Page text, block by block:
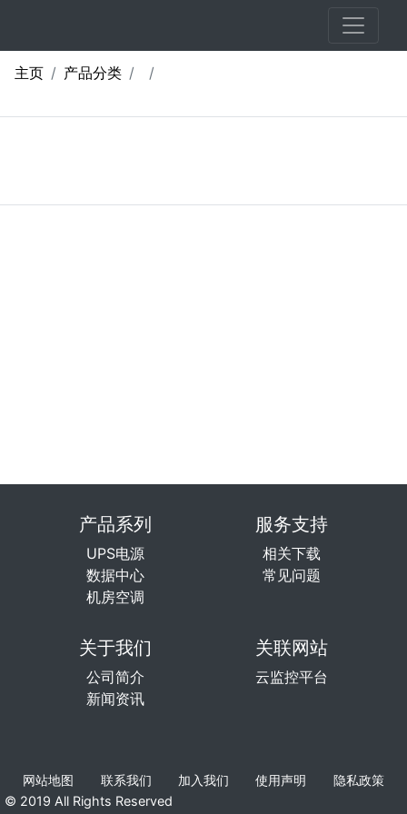
主页 产品分类
产品系列
UPS电源
数据中心
机房空调
服务支持
相关下载
常见问题
关于我们
公司简介
新闻资讯
关联网站
云监控平台
网站地图 联系我们 加入我们 使用声明
隐私政策
© 2019 All Rights Reserved